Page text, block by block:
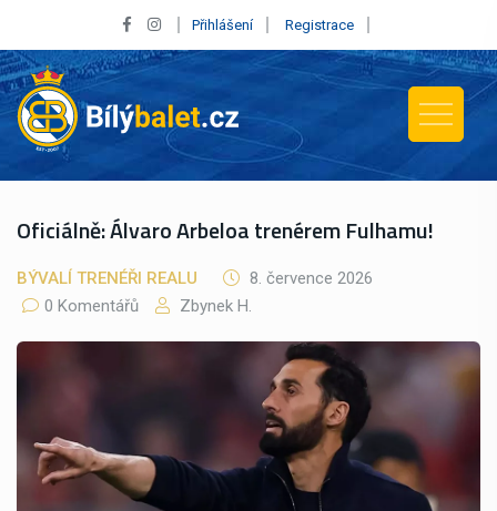
Přihlášení Registrace
Oficiálně: Álvaro Arbeloa trenérem Fulhamu!
BÝVALÍ TRENÉŘI REALU
8. července 2026
0 Komentářů
Zbynek H.